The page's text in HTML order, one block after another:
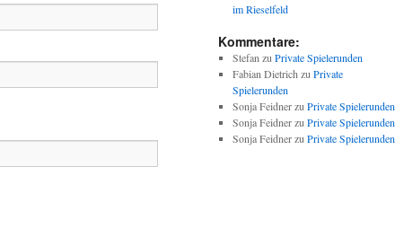
im Rieselfeld
Kommentare:
Stefan zu Private Spielerunden
Fabian Dietrich zu Private
Spielerunden
Sonja Feidnerzu Private Spielerunden
Sonja Feidnerzu Private Spielerunden
Sonja Feidnerzu Private Spielerunden